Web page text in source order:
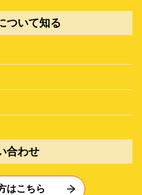
ついて知る
合わせ
はこちら